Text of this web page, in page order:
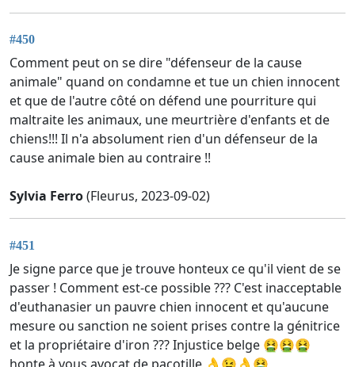
#450
Comment peut on se dire "défenseur de la cause
animale" quand on condamne et tue un chien innocent
et que de l'autre côté on défend une pourriture qui
maltraite les animaux, une meurtrière d'enfants et de
chiens!!! Il n'a absolument rien d'un défenseur de la
cause animale bien au contraire !!
Sylvia Ferro(Fleurus, 2023-09-02)
#451
Je signe parce que je trouve honteux ce qu'il vient de se
passer ! Comment est-ce possible ??? C'est inacceptable
d'euthanasier un pauvre chien innocent et qu'aucune
mesure ou sanction ne soient prises contre la génitrice
et la propriétaire d'iron ??? Injustice belge 🤮🤮🤮
honte à vous avocat de pacotille 👌😉👌🤮